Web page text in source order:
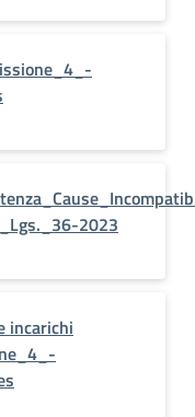
2023
incarichi